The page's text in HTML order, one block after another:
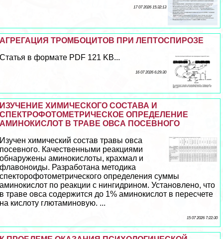
17 07 2026 15:32:13
АГРЕГАЦИЯ ТРОМБОЦИТОВ ПРИ ЛЕПТОСПИРОЗЕ
Статья в формате PDF 121 KB...
16 07 2026 6:29:30
ИЗУЧЕНИЕ ХИМИЧЕСКОГО СОСТАВА И
СПЕКТРОФОТОМЕТРИЧЕСКОЕ ОПРЕДЕЛЕНИЕ
АМИНОКИСЛОТ В ТРАВЕ ОВСА ПОСЕВНОГО
Изучен химический состав травы овса
посевного. Качественными реакциями
обнаружены аминокислоты, крахмал и
флавоноиды. Разработана методика
спекторофотометрического определения суммы
аминокислот по реакции с нингидрином. Установлено, что
в траве овса содержится до 1% аминокислот в пересчете
на кислоту глютаминовую. ...
15 07 2026 7:22:30